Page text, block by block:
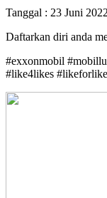
Tanggal : 23 Juni 2022
Daftarkan diri anda
#exxonmobil
#like4likes